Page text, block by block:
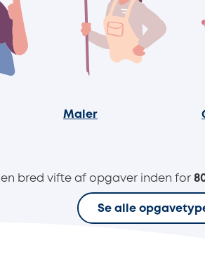
Maler
bred vifte af opgaver inden for
Se alle